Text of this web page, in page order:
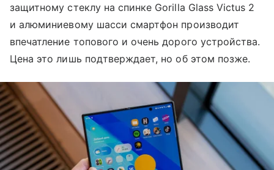
защитному стеклу на спинке Gorilla Glass Victus 2
и алюминиевому шасси смартфон производит
впечатление топового и очень дорого устройства.
Цена это лишь подтверждает, но об этом позже.